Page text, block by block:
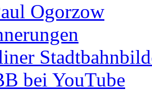
Ogorzow
bei YouTube